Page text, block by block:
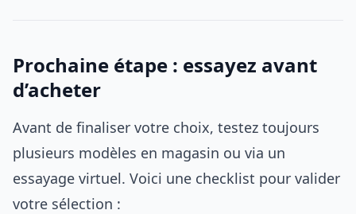
Prochaine étape : essayez avant
d’acheter
Avant de finaliser votre choix, testez toujours
plusieurs modèles en magasin ou via un
essayage virtuel. Voici une checklist pour valider
votre sélection :